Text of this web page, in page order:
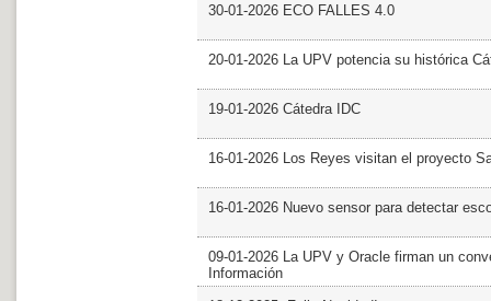
30-01-2026 ECO FALLES 4.0
20-01-2026 La UPV potencia su histórica
19-01-2026 Cátedra IDC
16-01-2026 Los Reyes visitan el proyecto
16-01-2026 Nuevo sensor para detectar
09-01-2026 La UPV y Oracle firman un
Información